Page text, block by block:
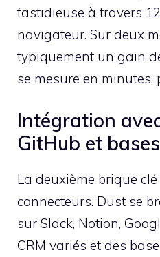
fastidieuse à travers
navigateur. Sur deux
typiquement un gain
se mesure en minutes,
Intégration
GitHub et
La deuxième brique
connecteurs. Dust se
sur Slack, Notion,
CRM variés et des